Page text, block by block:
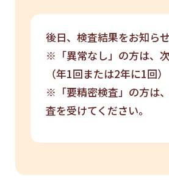
後日、検査結果をお知らせ
※「異常なし」の方は、
（年1回または2年に1回）
※「要精密検査」の方は
査を受けてください。